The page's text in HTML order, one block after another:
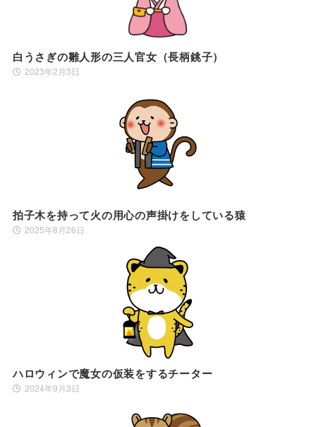
白うさぎの雛人形の三人官女（長柄銚子）
2023年2月3日
拍子木を持って火の用心の声掛けをしている猿
2025年8月26日
ハロウィンで魔女の仮装をするチーター
2024年9月3日